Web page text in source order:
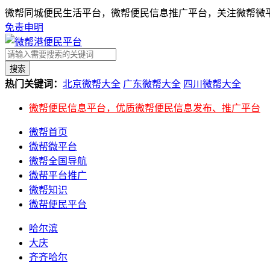
微帮同城便民生活平台，微帮便民信息推广平台，关注微帮微
免责申明
搜索
热门关键词： 北京微帮大全 广东微帮大全 四川微帮大全
微帮便民信息平台，优质微帮便民信息发布、推广平台
微帮首页
微帮微平台
微帮全国导航
微帮平台推广
微帮知识
微帮便民平台
哈尔滨
大庆
齐齐哈尔